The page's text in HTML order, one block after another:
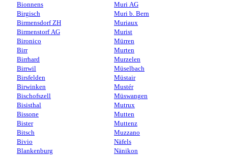
Bionnens
Birgisch
Birmensdorf ZH
Birmenstorf AG
Bironico
Birr
Birrhard
Birrwil
Birsfelden
Birwinken
Bischofszell
Bisisthal
Bissone
Bister
Bitsch
Bivio
Blankenburg
Muri AG
Muri b. Bern
Muriaux
Murist
Mürren
Murten
Murzelen
Müselbach
Müstair
Mustér
Müswangen
Mutrux
Mutten
Muttenz
Muzzano
Näfels
Nänikon